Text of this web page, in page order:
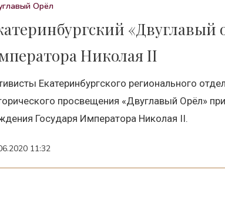
Орёл
«Двуглавый
Николая II
Екатеринбургского регионального
просвещения «Двуглавый Орёл»
Государя Императора Николая II.
11:32